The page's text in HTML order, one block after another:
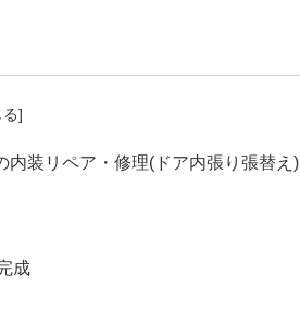
装リペア・修理(ドア内張り張替え)
成